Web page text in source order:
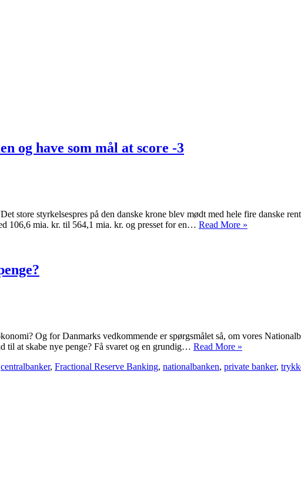
og have som mål at score -3
store styrkelsespres på den danske krone blev mødt med hele fire danske
106,6 mia. kr. til 564,1 mia. kr. og presset for en… Read More »
Og for Danmarks vedkommende er spørgsmålet så, om vores
til at skabe nye penge? Få svaret og en grundig… Read More »
centralbanker, Fractional Reserve Banking, nationalbanken, private banker,